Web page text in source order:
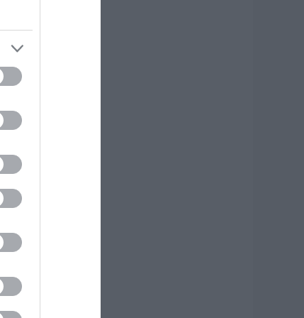
| 20:40
ψάρια
Σωτήρος – Πως
| 20:20
στην Εύβοια:
από τη ζωή ο
με